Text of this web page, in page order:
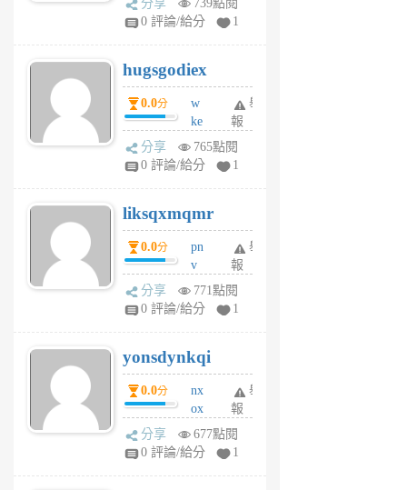
m
6
個
月
前
分享
739點閱
0 評論/給分
1
hugsgodiex
0.0分
w
ke
rv
pj
6
個
月
前
舉
報
分享
765點閱
0 評論/給分
1
liksqxmqmr
0.0分
pn
v
wt
sv
6
個
月
前
舉
報
分享
771點閱
0 評論/給分
1
yonsdynkqi
0.0分
nx
ox
rh
pe
舉
報
分享
677點閱
0 評論/給分
1